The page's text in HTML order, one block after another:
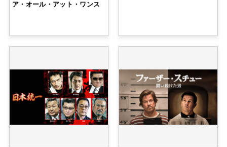
ア・オール・アット・ワンス